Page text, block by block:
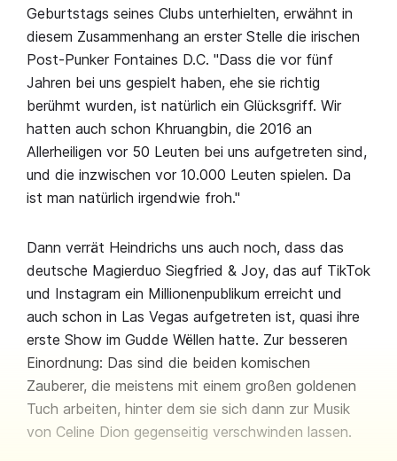
Geburtstags seines Clubs unterhielten, erwähnt in
diesem Zusammenhang an erster Stelle die irischen
Post-Punker Fontaines D.C. "Dass die vor fünf
Jahren bei uns gespielt haben, ehe sie richtig
berühmt wurden, ist natürlich ein Glücksgriff. Wir
hatten auch schon Khruangbin, die 2016 an
Allerheiligen vor 50 Leuten bei uns aufgetreten sind,
und die inzwischen vor 10.000 Leuten spielen. Da
ist man natürlich irgendwie froh."
Dann verrät Heindrichs uns auch noch, dass das
deutsche Magierduo Siegfried & Joy, das auf TikTok
und Instagram ein Millionenpublikum erreicht und
auch schon in Las Vegas aufgetreten ist, quasi ihre
erste Show im Gudde Wëllen hatte. Zur besseren
Einordnung: Das sind die beiden komischen
Zauberer, die meistens mit einem großen goldenen
Tuch arbeiten, hinter dem sie sich dann zur Musik
von Celine Dion gegenseitig verschwinden lassen.